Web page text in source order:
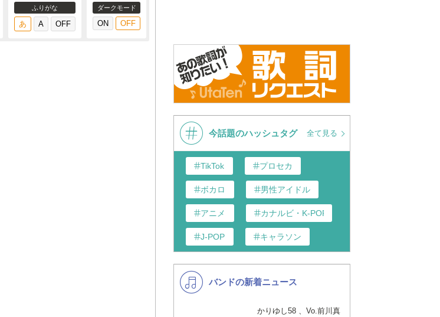
ふりがな ダークモード
今話題のハッシュタグ 全て見る
TikTok プロセカ
ボカロ 男性アイドル
アニメ カナルビ・K-POP和訳
J-POP キャラソン
K-POP 演歌・歌謡
洋楽
バンドの新着ニュース
かりゆし58 、Vo.前川真